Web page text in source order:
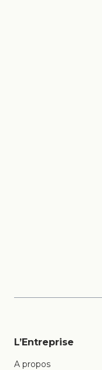
L’Entreprise
A propos